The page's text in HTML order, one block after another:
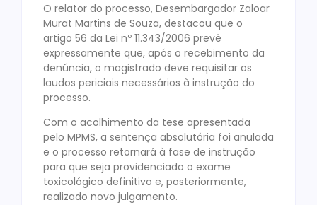
O relator do processo, Desembargador Zaloar
Murat Martins de Souza, destacou que o
artigo 56 da Lei nº 11.343/2006 prevê
expressamente que, após o recebimento da
denúncia, o magistrado deve requisitar os
laudos periciais necessários à instrução do
processo.
Com o acolhimento da tese apresentada
pelo MPMS, a sentença absolutória foi anulada
e o processo retornará à fase de instrução
para que seja providenciado o exame
toxicológico definitivo e, posteriormente,
realizado novo julgamento.